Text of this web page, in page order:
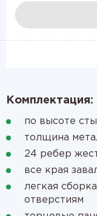
Комплектация:
по высоте
толщина
24 ребер
все края
легкая
отверстиям